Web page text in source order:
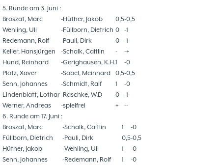
5. Runde am 3. Juni :
Broszat, Marc
-Hüther, Jakob 0,5-0,5
Wehling, Uli
-Füllborn, Dietrich 0 -1
Redemann, Rolf
-Pauli, Dirk 0 -1
Keller, Hansjürgen
-Schalk, Caitlin - -+
Hund, Reinhard
-Gerighausen, K.H.1 -0
Plötz, Xaver
-Sobel, Meinhard 0,5-0,5
Senn, Johannes
-Schmidt, Ralf 1 -0
Lindenblatt, Lothar-Raschke, W.D 0 -1
Werner, Andreas
-spielfrei + --
6. Runde am 17. Juni :
Broszat, Marc
-Schalk, Caitlin 1 -0
Füllborn, Dietrich
-Pauli, Dirk 0,5-0,5
Hüther, Jakob
-Wehling, Uli 1 -0
Senn, Johannes
-Redemann, Rolf 1 -0